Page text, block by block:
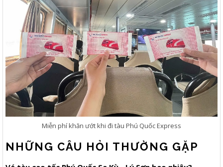
Miễn phí khăn ướt khi đi tàu Phú Quốc Express
NHỮNG CÂU HỎI THƯỜNG GẶP